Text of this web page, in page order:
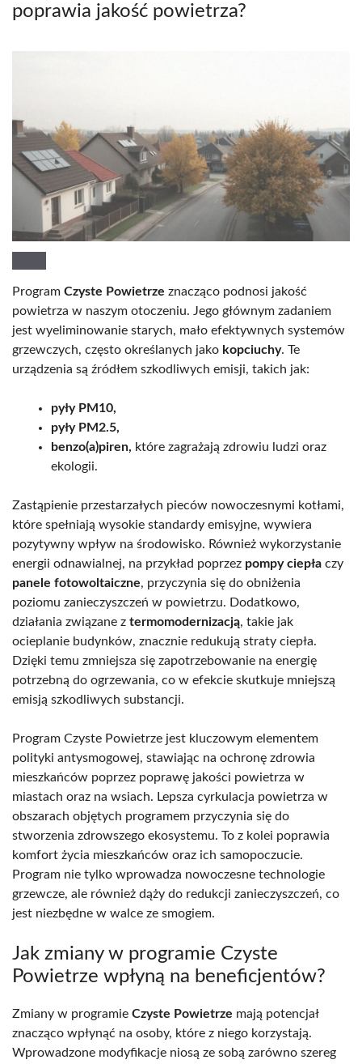
poprawia jakość powietrza?
Program Czyste Powietrze znacząco podnosi jakość
powietrza w naszym otoczeniu. Jego głównym zadaniem
jest wyeliminowanie starych, mało efektywnych systemów
grzewczych, często określanych jako kopciuchy. Te
urządzenia są źródłem szkodliwych emisji, takich jak:
pyły PM10,
pyły PM2.5,
benzo(a)piren, które zagrażają zdrowiu ludzi oraz
ekologii.
Zastąpienie przestarzałych pieców nowoczesnymi kotłami,
które spełniają wysokie standardy emisyjne, wywiera
pozytywny wpływ na środowisko. Również wykorzystanie
energii odnawialnej, na przykład poprzez pompy ciepła czy
panele fotowoltaiczne, przyczynia się do obniżenia
poziomu zanieczyszczeń w powietrzu. Dodatkowo,
działania związane z termomodernizacją, takie jak
ocieplanie budynków, znacznie redukują straty ciepła.
Dzięki temu zmniejsza się zapotrzebowanie na energię
potrzebną do ogrzewania, co w efekcie skutkuje mniejszą
emisją szkodliwych substancji.
Program Czyste Powietrze jest kluczowym elementem
polityki antysmogowej, stawiając na ochronę zdrowia
mieszkańców poprzez poprawę jakości powietrza w
miastach oraz na wsiach. Lepsza cyrkulacja powietrza w
obszarach objętych programem przyczynia się do
stworzenia zdrowszego ekosystemu. To z kolei poprawia
komfort życia mieszkańców oraz ich samopoczucie.
Program nie tylko wprowadza nowoczesne technologie
grzewcze, ale również dąży do redukcji zanieczyszczeń, co
jest niezbędne w walce ze smogiem.
Jak zmiany w programie Czyste
Powietrze wpłyną na beneficjentów?
Zmiany w programie Czyste Powietrze mają potencjał
znacząco wpłynąć na osoby, które z niego korzystają.
Wprowadzone modyfikacje niosą ze sobą zarówno szereg